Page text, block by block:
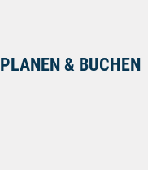
PLANEN & BUCHEN